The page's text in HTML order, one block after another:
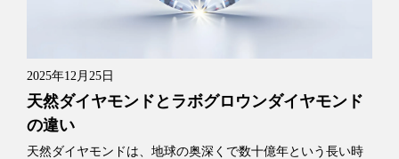
2025年12月25日
天然ダイヤモンドとラボグロウンダイヤモンド
の違い
天然ダイヤモンドは、地球の奥深くで数十億年という長い時